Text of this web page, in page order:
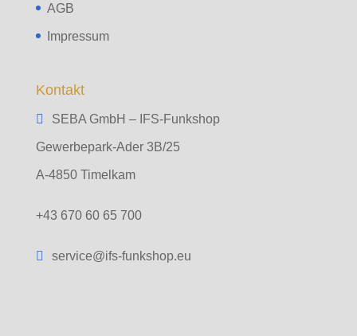
AGB
Impressum
Kontakt
SEBA GmbH – IFS-Funkshop
Gewerbepark-Ader 3B/25
A-4850 Timelkam
+43 670 60 65 700
service@ifs-funkshop.eu